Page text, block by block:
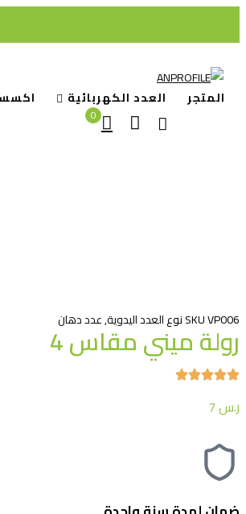
المتجر العدد الكهربائية
0
SKUVP006 نوعالعدد اليدوية,عدد دهان
رولة ميني مقاس 4
ر.س7